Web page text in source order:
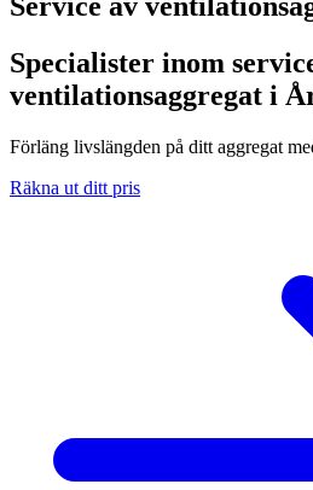
Specialister inom
ventilationsaggregat i
Förläng livslängden på ditt aggregat
Räkna ut ditt pris